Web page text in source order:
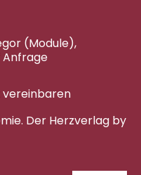
(Module),
Anfrage
Der Herzverlag by